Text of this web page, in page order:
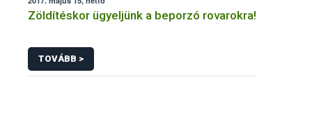
Zöldítéskor ügyeljünk a beporzó rovarokra!
TOVÁBB >